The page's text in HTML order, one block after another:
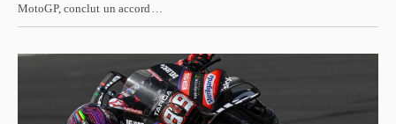
MotoGP, conclut un accord…